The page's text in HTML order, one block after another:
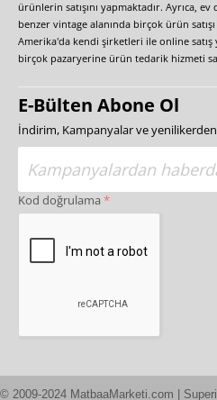
ürünlerin satışını yapmaktadır. Ayrıca,
benzer vintage alanında birçok ürün
Amerika'da kendi şirketleri ile online
birçok pazaryerine ürün tedarik hizmeti
E-Bülten Abone Ol
İndirim, Kampanyalar ve
Kod doğrulama
© 2009-2024 MatbaaMarketi.com |